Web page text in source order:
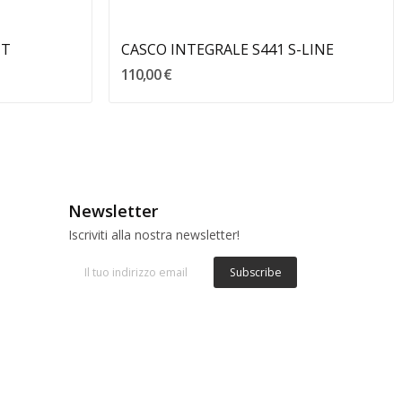
CASCO INTEGRALE S441 S-LINE
110,00 €
Newsletter
Iscriviti alla nostra newsletter!
Subscribe